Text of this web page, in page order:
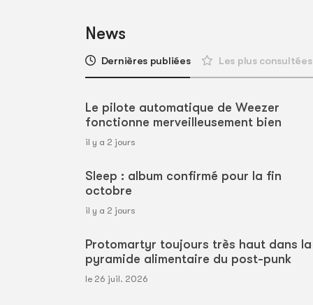
News
Dernières publiées Les plus consultées
Le pilote automatique de Weezer
fonctionne merveilleusement bien
il y a 2 jours
Sleep : album confirmé pour la fin
octobre
il y a 2 jours
Protomartyr toujours très haut dans la
pyramide alimentaire du post-punk
le 26 juil. 2026